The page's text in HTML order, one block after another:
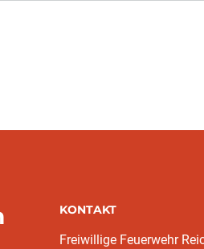
KONTAKT
Freiwillige Feuerwehr